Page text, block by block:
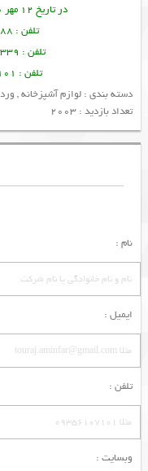
در تاریخ 12 مهر 1400 این مطلب نوشته شده است.
تلفن : 09378003488 ساسان پرتو
تلفن : 09128931339 منصور امین فر
تلفن : 09356107101 تورج امین فر
دسته بندی : لوازم آشپزخانه,
تعداد بازدید : 2003
نام :
ایمیل :
تلفن :
وبسایت :